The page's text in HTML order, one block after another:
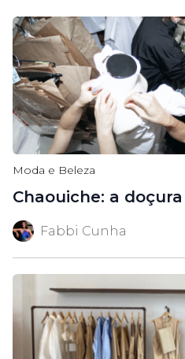
Moda e Beleza
Chaouiche: a
Fabbi Cunha